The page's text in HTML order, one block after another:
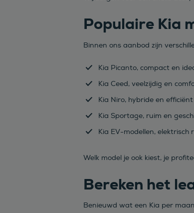
Populaire Kia
Binnen ons aanbod zijn
Kia Picanto, compact en
Kia Ceed, veelzijdig en
Kia Niro, hybride en efficiënt
Kia Sportage, ruim en
Kia EV-modellen,
Welk model je ook kiest, je
Bereken het
Benieuwd wat een Kia per